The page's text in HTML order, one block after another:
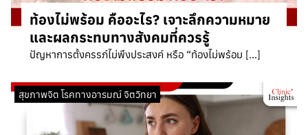
ท้องไม่พร้อม คืออะไร? เจาะลึกความหมาย
และผลกระทบทางสังคมที่ควรรู้
ปัญหาการตั้งครรภ์ไม่พึงประสงค์ หรือ “ท้องไม่พร้อม […]
สุขภาพจิต โรคทางอารมณ์ จิตวิทยา